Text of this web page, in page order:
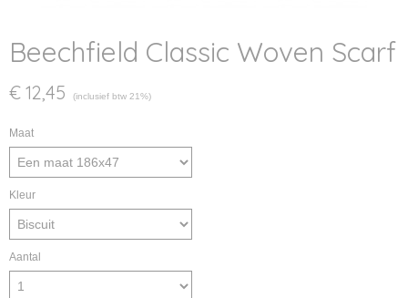
Beechfield Classic Woven Scarf
€ 12,45 (inclusief btw 21%)
Maat
Kleur
Aantal